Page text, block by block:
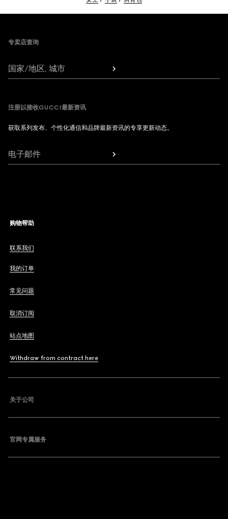
专卖店查询
国家/地区, 城市
注册以接收GUCCI最新资讯
获取系列发布、个性化通信和品牌最新资讯的专享更新动态。
电子邮件
购物帮助
联系我们
我的订单
常见问题
取消订阅
站点地图
Withdraw from contract here
关于公司
官网专属服务